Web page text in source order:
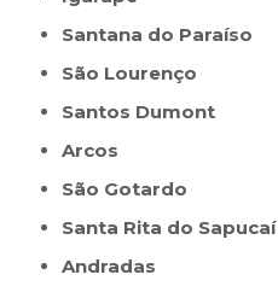
Santana do Paraíso
São Lourenço
Santos Dumont
Arcos
São Gotardo
Santa Rita do Sapucaí
Andradas